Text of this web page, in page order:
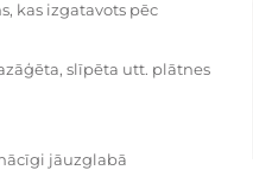
kas izgatavots pēc
slīpēta utt. plātnes
jāuzglabā